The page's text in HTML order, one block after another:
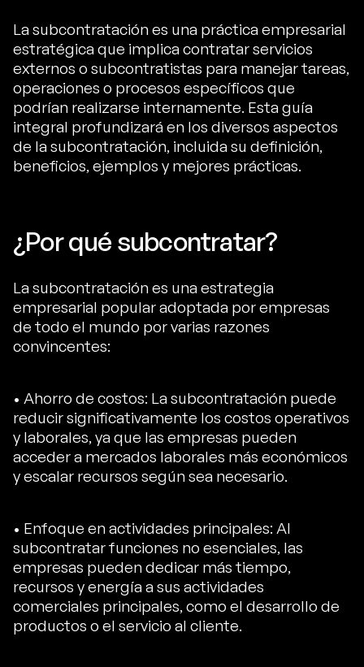
La subcontratación es una práctica empresarial
estratégica que implica contratar servicios
externos o subcontratistas para manejar tareas,
operaciones o procesos específicos que
podrían realizarse internamente. Esta guía
integral profundizará en los diversos aspectos
de la subcontratación, incluida su definición,
beneficios, ejemplos y mejores prácticas.
¿Por qué subcontratar?
La subcontratación es una estrategia
empresarial popular adoptada por empresas
de todo el mundo por varias razones
convincentes:
• Ahorro de costos: La subcontratación puede
reducir significativamente los costos operativos
y laborales, ya que las empresas pueden
acceder a mercados laborales más económicos
y escalar recursos según sea necesario.
• Enfoque en actividades principales: Al
subcontratar funciones no esenciales, las
empresas pueden dedicar más tiempo,
recursos y energía a sus actividades
comerciales principales, como el desarrollo de
productos o el servicio al cliente.